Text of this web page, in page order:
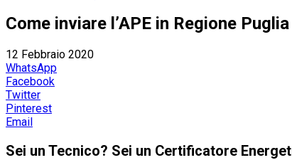
Come inviare l’APE in Regione Puglia
12 Febbraio 2020
WhatsApp
Facebook
Twitter
Pinterest
Email
Sei un Tecnico? Sei un Certificatore